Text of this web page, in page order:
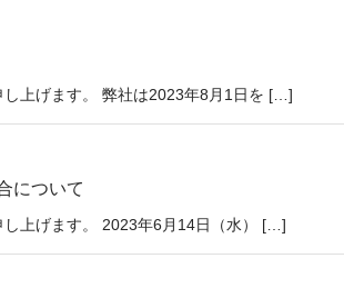
上げます。 弊社は2023年8月1日を […]
について
上げます。 2023年6月14日（水） […]